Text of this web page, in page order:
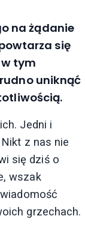
na żądanie
się
tym
uniknąć
Jedni i
z nas nie
się dziś o
wszak
grzechach.